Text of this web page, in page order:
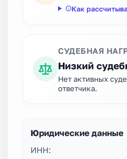
Как
СУДЕБНАЯ
Низкий
Нет активных
ответчика.
Юридические данные
ИНН: